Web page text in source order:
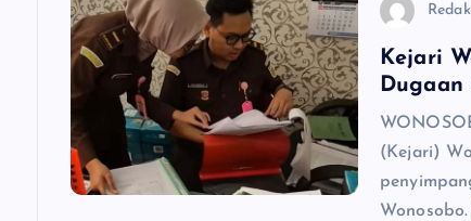
Kejari
(Kejari)